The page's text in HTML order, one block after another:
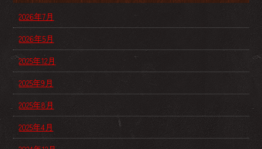
2026年7月
2026年5月
2025年12月
2025年9月
2025年8月
2025年4月